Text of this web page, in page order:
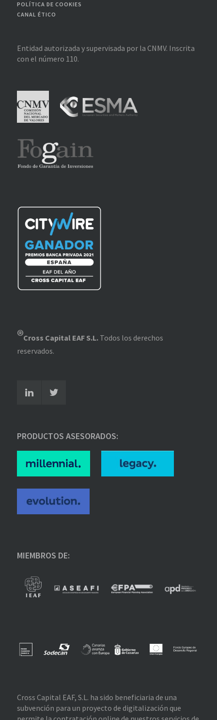
POLÍTICA DE COOKIES
CANAL ÉTICO
Entidad autorizada y supervisada por la CNMV. Inscrita
con el número 110.
®Cross Capital EAF S.L. Todos los derechos
reservados.
PRODUCTOS ASESORADOS:
MIEMBROS DE:
Cross Capital EAF, S.L. ha sido beneficiaria de una
subvención para un proyecto de digitalización que